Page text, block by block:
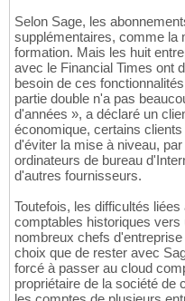
Selon Sage, les
supplémentaires, comme la
formation. Mais les huit
avec le Financial Times ont
besoin de ces
partie double n'a pas
d'années », a déclaré un
économique, certains
d'éviter la mise à niveau,
ordinateurs de bureau
d'autres fournisseurs.
Toutefois, les difficultés
comptables historiques
nombreux chefs
choix que de rester avec
forcé à passer au cloud
propriétaire de la société de